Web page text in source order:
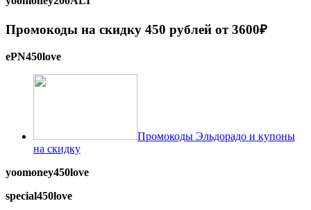
Промокоды на скидку 450 рублей от 3600₽
ePN450love
Промокоды Эльдорадо и купоны
на скидку
yoomoney450love
special450love